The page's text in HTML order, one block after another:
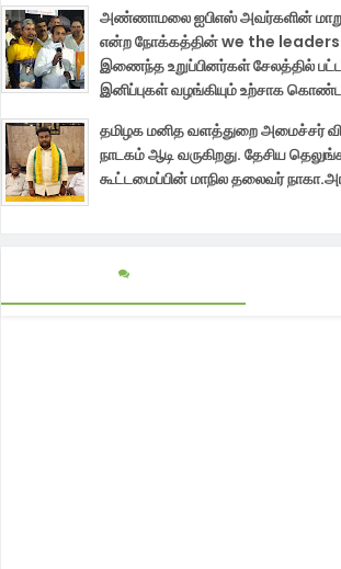
அண்ணாமலை ஐபிஎஸ் அவர்களின்
என்ற நோக்கத்தின் we the
இணைந்த உறுப்பினர்கள் சேலத்தில்
இனிப்புகள் வழங்கியும் உற்சாக
தமிழக மனித வளத்துறை அமைச்சர்
நாடகம் ஆடி வருகிறது. தேசிய
கூட்டமைப்பின் மாநில தலைவர்